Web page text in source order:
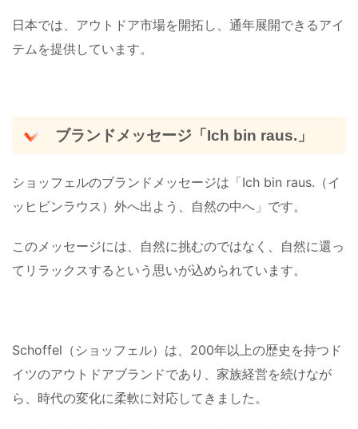
日本では、アウトドア市場を開拓し、通年展開できるアイ
テムを提供しています。
ブランドメッセージ「Ich bin raus.」
ショッフェルのブランドメッセージは「Ich bin raus.（イ
ッヒビンラウス）外へ出よう、自然の中へ」です。
このメッセージには、自然に挑むのではなく、自然に還っ
てリラックスするという思いが込められています。
Schoffel（ショッフェル）は、200年以上の歴史を持つド
イツのアウトドアブランドであり、家族経営を続けなが
ら、時代の変化に柔軟に対応してきました。